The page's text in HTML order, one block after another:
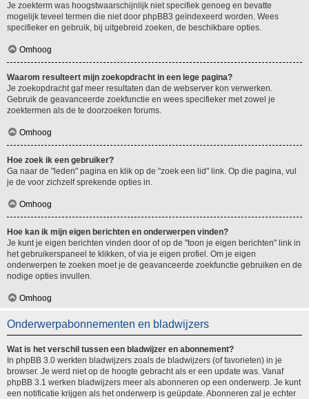
Je zoekterm was hoogstwaarschijnlijk niet specifiek genoeg en bevatte
mogelijk teveel termen die niet door phpBB3 geïndexeerd worden. Wees
specifieker en gebruik, bij uitgebreid zoeken, de beschikbare opties.
Omhoog
Waarom resulteert mijn zoekopdracht in een lege pagina?
Je zoekopdracht gaf meer resultaten dan de webserver kon verwerken.
Gebruik de geavanceerde zoekfunctie en wees specifieker met zowel je
zoektermen als de te doorzoeken forums.
Omhoog
Hoe zoek ik een gebruiker?
Ga naar de "leden" pagina en klik op de "zoek een lid" link. Op die pagina, vul
je de voor zichzelf sprekende opties in.
Omhoog
Hoe kan ik mijn eigen berichten en onderwerpen vinden?
Je kunt je eigen berichten vinden door of op de "toon je eigen berichten" link in
het gebruikerspaneel te klikken, of via je eigen profiel. Om je eigen
onderwerpen te zoeken moet je de geavanceerde zoekfunctie gebruiken en de
nodige opties invullen.
Omhoog
Onderwerpabonnementen en bladwijzers
Wat is het verschil tussen een bladwijzer en abonnement?
In phpBB 3.0 werkten bladwijzers zoals de bladwijzers (of favorieten) in je
browser. Je werd niet op de hoogte gebracht als er een update was. Vanaf
phpBB 3.1 werken bladwijzers meer als abonneren op een onderwerp. Je kunt
een notificatie krijgen als het onderwerp is geüpdate. Abonneren zal je echter